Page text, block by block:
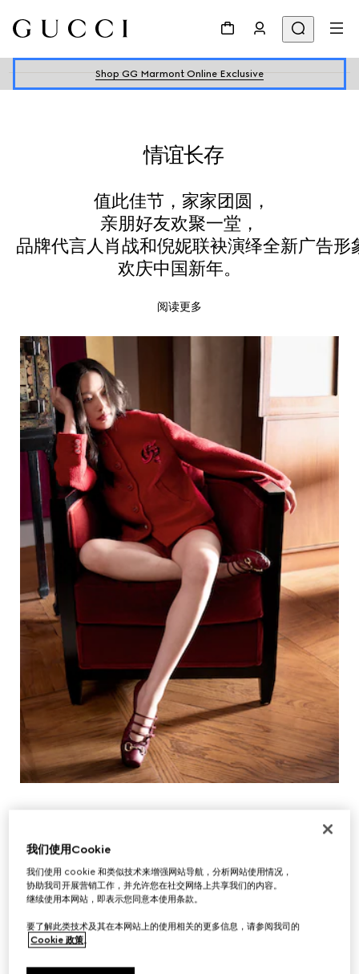
Shop GG Marmont Online Exclusive
情谊长存
值此佳节，家家团圆，
亲朋好友欢聚一堂，
品牌代言人肖战和倪妮联袂演绎全新广告形
欢庆中国新年。
阅读更多
我们使用Cookie
我们使用 cookie 和类似技术来增强网站导航，分析网站使用情况，
协助我司开展营销工作，并允许您在社交网络上共享我们的内容。
继续使用本网站，即表示您同意本使用条款。
要了解此类技术及其在本网站上的使用相关的更多信息，请参阅我司的
Cookie 政策。